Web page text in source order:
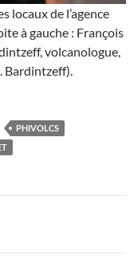
locaux de l’agence
à gauche : François
volcanologue,
Bardintzeff).
PHIVOLCS